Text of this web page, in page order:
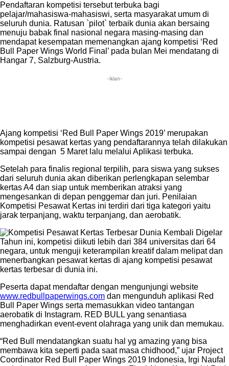
Pendaftaran kompetisi tersebut terbuka bagi
pelajar/mahasiswa-mahasiswi, serta masyarakat umum di
seluruh dunia. Ratusan `pilot` terbaik dunia akan bersaing
menuju babak final nasional negara masing-masing dan
mendapat kesempatan memenangkan ajang kompetisi ‘Red
Bull Paper Wings World Final’ pada bulan Mei mendatang di
Hangar 7, Salzburg-Austria.
-iklan-
Ajang kompetisi ‘Red Bull Paper Wings 2019’ merupakan
kompetisi pesawat kertas yang pendaftarannya telah dilakukan
sampai dengan 5 Maret lalu melalui Aplikasi terbuka.
Setelah para finalis regional terpilih, para siswa yang sukses
dari seluruh dunia akan diberikan perlengkapan selembar
kertas A4 dan siap untuk memberikan atraksi yang
mengesankan di depan penggemar dan juri. Penilaian
Kompetisi Pesawat Kertas ini terdiri dari tiga kategori yaitu
jarak terpanjang, waktu terpanjang, dan aerobatik.
Tahun ini, kompetisi diikuti lebih dari 384 universitas dari 64
negara, untuk menguji keterampilan kreatif dalam melipat dan
menerbangkan pesawat kertas di ajang kompetisi pesawat
kertas terbesar di dunia ini.
Peserta dapat mendaftar dengan mengunjungi website
www.redbullpaperwings.com dan mengunduh aplikasi Red
Bull Paper Wings serta memasukkan video tantangan
aerobatik di Instagram. RED BULL yang senantiasa
menghadirkan event-event olahraga yang unik dan memukau.
“Red Bull mendatangkan suatu hal yg amazing yang bisa
membawa kita seperti pada saat masa chidhood,” ujar Project
Coordinator Red Bull Paper Wings 2019 Indonesia, Irgi Naufal